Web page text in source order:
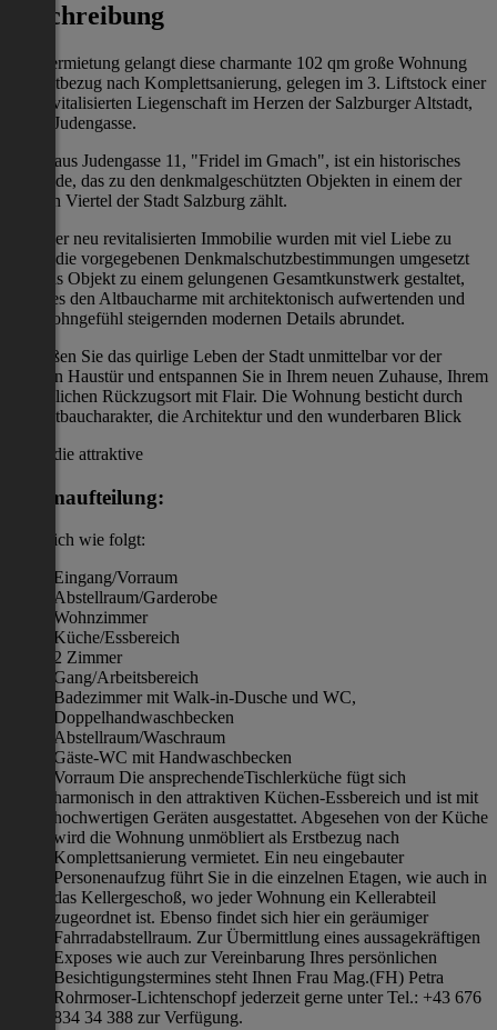
Beschreibung
Zur Vermietung gelangt diese charmante 102 qm große Wohnung
als Erstbezug nach Komplettsanierung, gelegen im 3. Liftstock einer
neu revitalisierten Liegenschaft im Herzen der Salzburger Altstadt,
in der Judengasse.
Das Haus Judengasse 11, "Fridel im Gmach", ist ein historisches
Gebäude, das zu den denkmalgeschützten Objekten in einem der
ältesten Viertel der Stadt Salzburg zählt.
In dieser neu revitalisierten Immobilie wurden mit viel Liebe zu
Detail die vorgegebenen Denkmalschutzbestimmungen umgesetzt
und das Objekt zu einem gelungenen Gesamtkunstwerk gestaltet,
welches den Altbaucharme mit architektonisch aufwertenden und
das Wohngefühl steigernden modernen Details abrundet.
Genießen Sie das quirlige Leben der Stadt unmittelbar vor der
eigenen Haustür und entspannen Sie in Ihrem neuen Zuhause, Ihrem
persönlichen Rückzugsort mit Flair. Die Wohnung besticht durch
den Altbaucharakter, die Architektur und den wunderbaren Blick
die attraktive
Raumaufteilung:
zeigt sich wie folgt:
Eingang/Vorraum
Abstellraum/Garderobe
Wohnzimmer
Küche/Essbereich
2 Zimmer
Gang/Arbeitsbereich
Badezimmer mit Walk-in-Dusche und WC,
Doppelhandwaschbecken
Abstellraum/Waschraum
Gäste-WC mit Handwaschbecken
Vorraum Die ansprechendeTischlerküche fügt sich
harmonisch in den attraktiven Küchen-Essbereich und ist mit
hochwertigen Geräten ausgestattet. Abgesehen von der Küche
wird die Wohnung unmöbliert als Erstbezug nach
Komplettsanierung vermietet. Ein neu eingebauter
Personenaufzug führt Sie in die einzelnen Etagen, wie auch in
das Kellergeschoß, wo jeder Wohnung ein Kellerabteil
zugeordnet ist. Ebenso findet sich hier ein geräumiger
Fahrradabstellraum. Zur Übermittlung eines aussagekräftigen
Exposes wie auch zur Vereinbarung Ihres persönlichen
Besichtigungstermines steht Ihnen Frau Mag.(FH) Petra
Rohrmoser-Lichtenschopf jederzeit gerne unter Tel.: +43 676
834 34 388 zur Verfügung.